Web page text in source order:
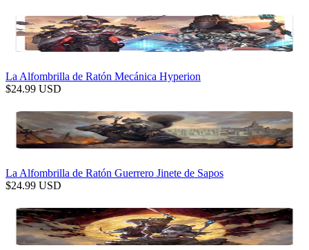
La Alfombrilla de Ratón Mecánica Hyperion
$24.99 USD
La Alfombrilla de Ratón Guerrero Jinete de Sapos
$24.99 USD